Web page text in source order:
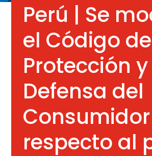
Perú | Se
el Código de
Protección y
Defensa del
Consumidor
respecto al